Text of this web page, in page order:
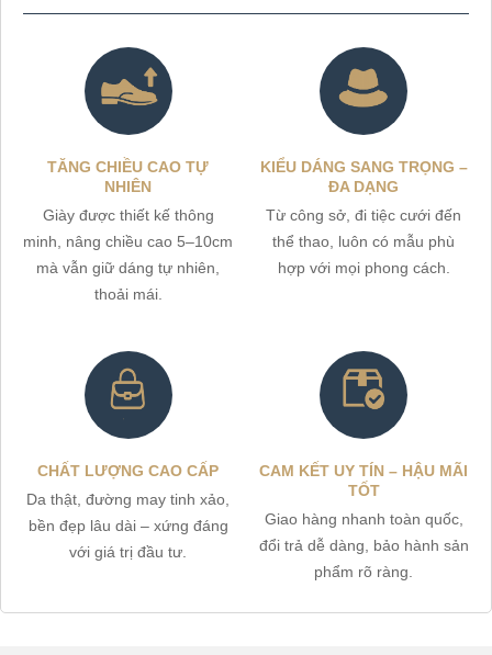
TĂNG CHIỀU CAO TỰ
NHIÊN
Giày được thiết kế thông
minh, nâng chiều cao 5–10cm
mà vẫn giữ dáng tự nhiên,
thoải mái.
KIỂU DÁNG SANG TRỌNG –
ĐA DẠNG
Từ công sở, đi tiệc cưới đến
thể thao, luôn có mẫu phù
hợp với mọi phong cách.
CHẤT LƯỢNG CAO CẤP
Da thật, đường may tinh xảo,
bền đẹp lâu dài – xứng đáng
với giá trị đầu tư.
CAM KẾT UY TÍN – HẬU MÃI
TỐT
Giao hàng nhanh toàn quốc,
đổi trả dễ dàng, bảo hành sản
phẩm rõ ràng.